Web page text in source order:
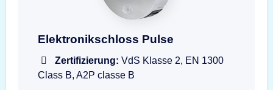
Darstellung der Eingabeeinheit T6530-GR
Elektronikschloss Pulse
Zertifizierung: VdS Klasse 2, EN 1300
Class B, A2P classe B